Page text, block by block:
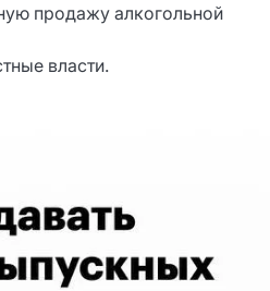
продажу алкогольной
власти.